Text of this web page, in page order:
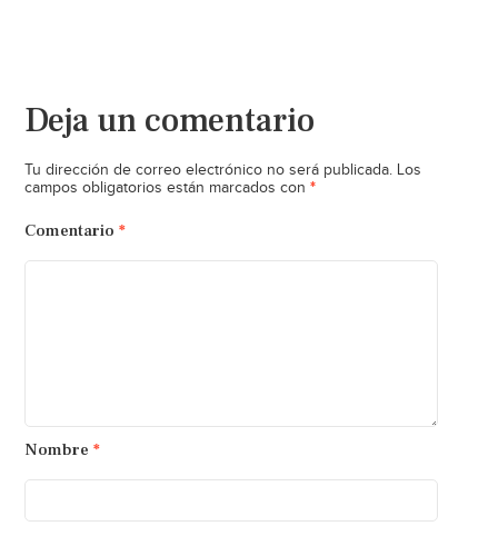
Deja un comentario
Tu dirección de correo electrónico no será publicada. Los
campos obligatorios están marcados con *
Comentario *
Nombre *